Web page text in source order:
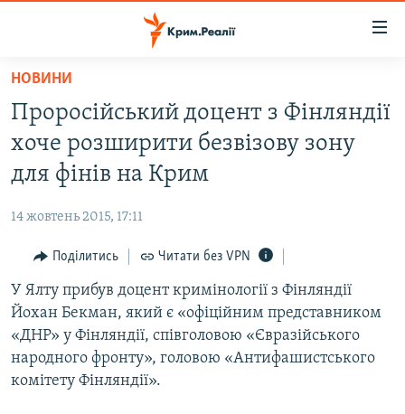
Перейти
основного
матеріалу
Перейти
до
основної
Перейти
пошуку
ВОДА.КРИМ
ВІДЕО ТА ФОТО
БЛОГИ
ПОГЛЯД
ІНТЕРВ'Ю
СПЕЦПРОЕКТИ
ДЕПОРТАЦІЯ
ЯК ОБІЙТИ БЛОКУВАННЯ
НОВИНИ
Проросійський доцент з Фінляндії
хоче розширити безвізову зону
для фінів на Крим
14 жовтень 2015, 17:11
Поділитись Читати без VPN
У Ялту прибув доцент кримінології з Фінляндії
Йохан Бекман, який є «офіційним представником
«ДНР» у Фінляндії, співголовою «Євразійського
народного фронту», головою «Антифашистського
комітету Фінляндії».